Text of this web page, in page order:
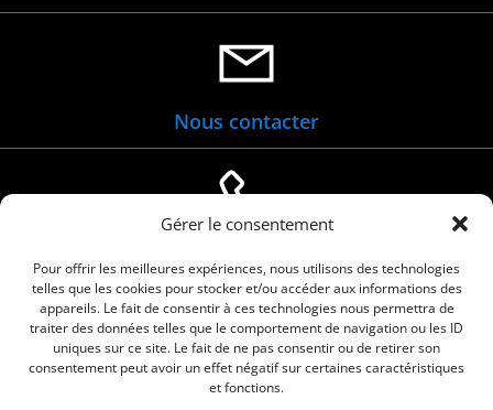
Gérer le consentement
Pour offrir les meilleures expériences, nous utilisons des technologies
telles que les cookies pour stocker et/ou accéder aux informations des
appareils. Le fait de consentir à ces technologies nous permettra de
traiter des données telles que le comportement de navigation ou les ID
uniques sur ce site. Le fait de ne pas consentir ou de retirer son
consentement peut avoir un effet négatif sur certaines caractéristiques
et fonctions.
Nous contacter
04 66 88 01 05